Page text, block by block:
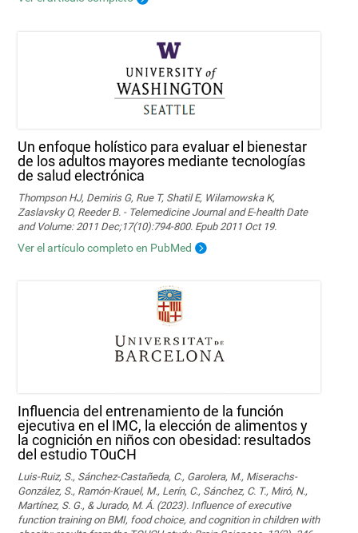
Un enfoque holístico para evaluar el bienestar
de los adultos mayores mediante tecnologías
de salud electrónica
Thompson HJ, Demiris G, Rue T, Shatil E, Wilamowska K,
Zaslavsky O, Reeder B. - Telemedicine Journal and E-health Date
and Volume: 2011 Dec;17(10):794-800. Epub 2011 Oct 19.
Ver el artículo completo en PubMed
Influencia del entrenamiento de la función
ejecutiva en el IMC, la elección de alimentos y
la cognición en niños con obesidad: resultados
del estudio TOuCH
Luis-Ruiz, S., Sánchez-Castañeda, C., Garolera, M., Miserachs-
González, S., Ramón-Krauel, M., Lerín, C., Sánchez, C. T., Miró, N.,
Martí­nez, S. G., & Jurado, M. Á. (2023). Influence of executive
function training on BMI, food choice, and cognition in children with